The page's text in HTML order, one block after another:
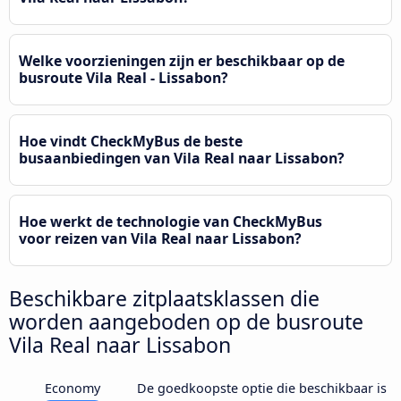
Welke voorzieningen zijn er beschikbaar op de
busroute Vila Real - Lissabon?
Hoe vindt CheckMyBus de beste
busaanbiedingen van Vila Real naar Lissabon?
Hoe werkt de technologie van CheckMyBus
voor reizen van Vila Real naar Lissabon?
Beschikbare zitplaatsklassen die
worden aangeboden op de busroute
Vila Real naar Lissabon
Economy
De goedkoopste optie die beschikbaar is